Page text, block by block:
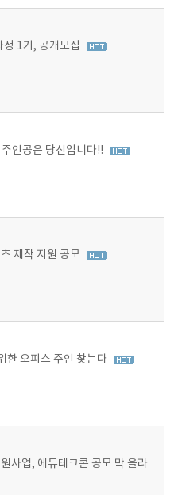
1기, 공개모집
인공은 당신입니다!!
제작 지원 공모
한 오피스 주인 찾는다
사업, 에듀테크콘 공모 막 올라